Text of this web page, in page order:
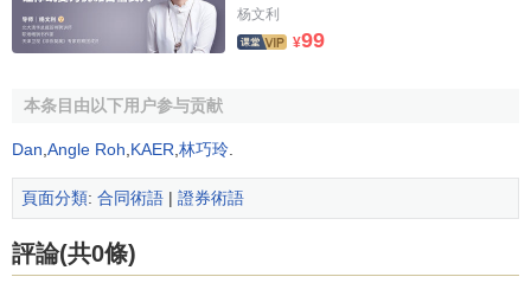
信女人！
杨文利
¥99
本条目由以下用户参与贡献
Dan Angle Roh KAER 林巧玲
頁面分類: 合同術語 | 證券術語
評論(共0條)